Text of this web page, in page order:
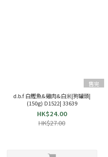
售完
d.b.f 白鰹魚&雞肉&白米|狗罐頭|
(150g) D1522| 33639
HK$24.00
HK$27.00